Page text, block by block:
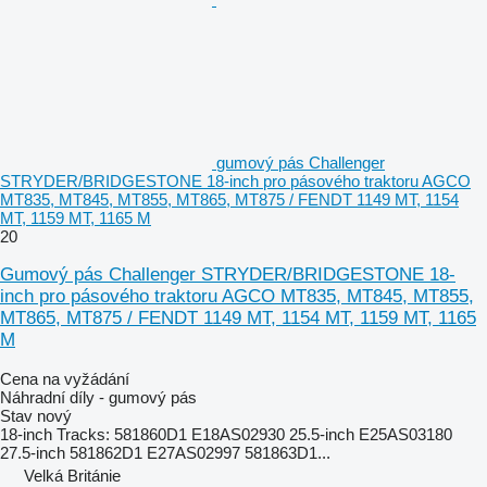
gumový pás Challenger
STRYDER/BRIDGESTONE 18-inch pro pásového traktoru AGCO
MT835, MT845, MT855, MT865, MT875 / FENDT 1149 MT, 1154
MT, 1159 MT, 1165 M
20
Gumový pás Challenger STRYDER/BRIDGESTONE 18-
inch pro pásového traktoru AGCO MT835, MT845, MT855,
MT865, MT875 / FENDT 1149 MT, 1154 MT, 1159 MT, 1165
M
Cena na vyžádání
Náhradní díly - gumový pás
Stav nový
18-inch Tracks: 581860D1 E18AS02930 25.5-inch E25AS03180
27.5-inch 581862D1 E27AS02997 581863D1...
Velká Británie